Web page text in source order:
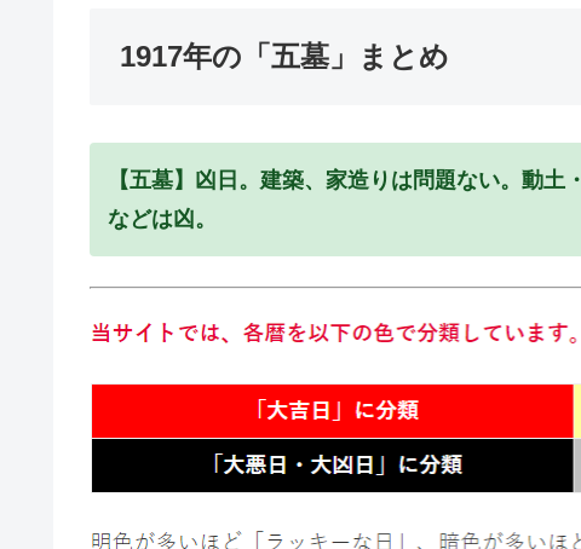
1917年の「五墓」まとめ
【五墓】凶日。建築、家造りは問題ない。動
などは凶。